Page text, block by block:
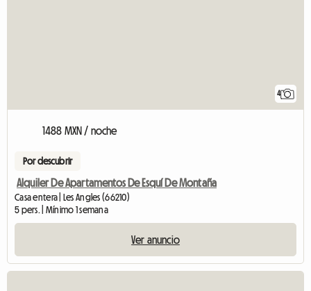
4
1488 MXN / noche
Por descubrir
Alquiler De Apartamentos De Esquí De Montaña
Casa entera | Les Angles (66210)
5 pers. | Mínimo 1 semana
Ver anuncio